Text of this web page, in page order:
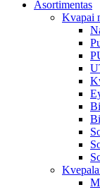
Asortimentas
Kvapai